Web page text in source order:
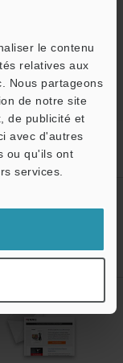
le contenu
relatives aux
Nous partageons
de notre site
de publicité et
avec d'autres
ou qu'ils ont
services.
Assistance